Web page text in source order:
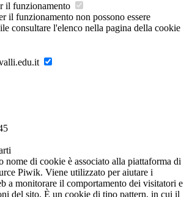
il funzionamento
il funzionamento non possono essere
consultare l'elenco nella pagina della cookie
nome di cookie è associato alla piattaforma di
Piwik. Viene utilizzato per aiutare i
a monitorare il comportamento dei visitatori e
del sito. È un cookie di tipo pattern, in cui il